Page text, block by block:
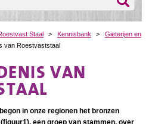
Staal > Kennisbank >
Gieterijen en
van Roestvaststaal
VAN
in onze regionen het bronzen
een groep van stammen, over